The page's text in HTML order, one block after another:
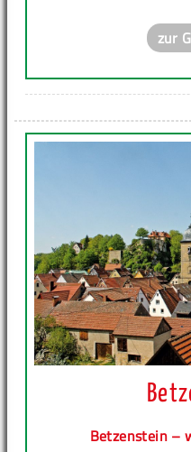
zur
Betzenstein –